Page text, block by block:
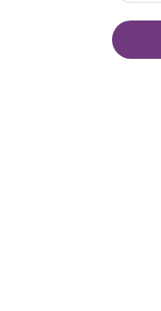
220114,